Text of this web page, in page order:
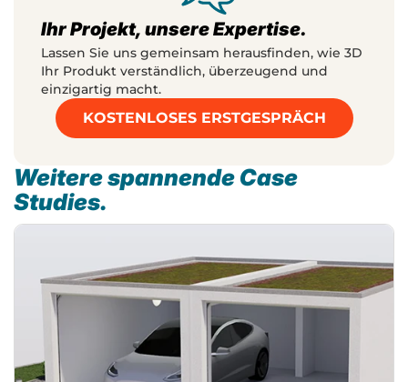
Ihr Projekt, unsere Expertise.
Lassen Sie uns gemeinsam herausfinden, wie 3D
Ihr Produkt verständlich, überzeugend und
einzigartig macht.
KOSTENLOSES ERSTGESPRÄCH
Weitere spannende Case
Studies.